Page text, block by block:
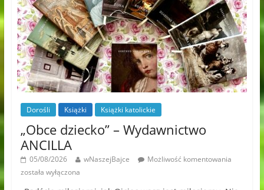
Dorośli Książki Książki katolickie
„Obce dziecko” – Wydawnictwo
ANCILLA
05/08/2026 wNaszejBajce
Możliwość komentowania
została wyłączona